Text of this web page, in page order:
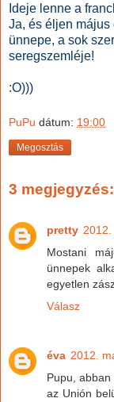
Ideje lenne a
Ja, és éljen
ünnepe, a sok
seregszemléje!
:O)))
PuPu dátum: 19:00
Megosztás
3 megjegyzés:
pretty
Mostani
ünnepek
egyetlen
Válasz
éva 2012.
Pupu,
az Unión